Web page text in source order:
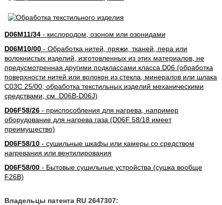
D06M11/34- кислородом, озоном или озонидами
D06M10/00- Обработка нитей, пряжи, тканей, пера или
волокнистых изделий, изготовленных из этих материалов, не
предусмотренная другими подклассами класса D06 (обработка
поверхности нитей или волокон из стекла, минералов или шлака
C03C 25/00; обработка текстильных изделий механическими
средствами, см. D06B-D06J)
D06F58/26- приспособления для нагрева, например
оборудование для нагрева газа (D06F 58/18 имеет
преимущество)
D06F58/10- сушильные шкафы или камеры со средством
нагревания или вентилирования
D06F58/00- Бытовые сушильные устройства (сушка вообще
F26B)
Владельцы патента RU 2647307: